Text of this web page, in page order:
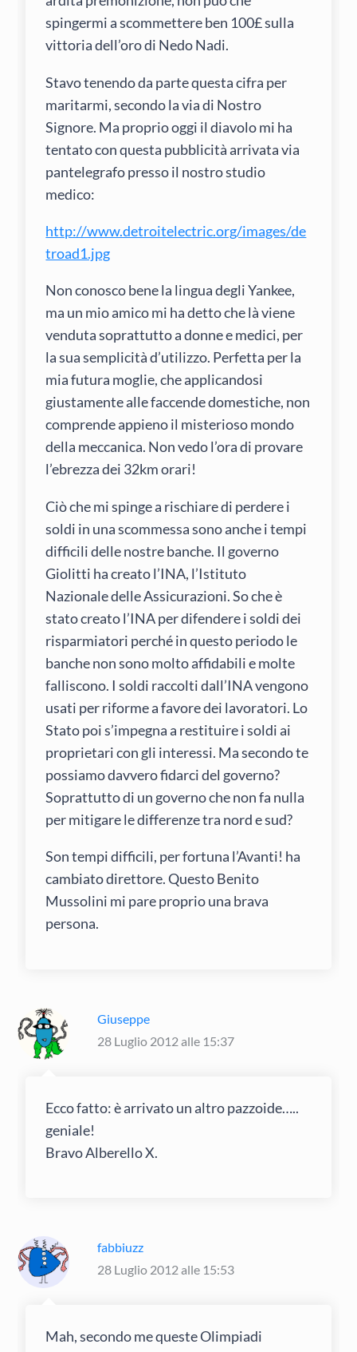
spingermi a scommettere ben 100£ sulla
vittoria dell’oro di Nedo Nadi.
Stavo tenendo da parte questa cifra per
maritarmi, secondo la via di Nostro
Signore. Ma proprio oggi il diavolo mi ha
tentato con questa pubblicità arrivata via
pantelegrafo presso il nostro studio
medico:
http://www.detroitelectric.org/images/de
troad1.jpg
Non conosco bene la lingua degli Yankee,
ma un mio amico mi ha detto che là viene
venduta soprattutto a donne e medici, per
la sua semplicità d’utilizzo. Perfetta per la
mia futura moglie, che applicandosi
giustamente alle faccende domestiche, non
comprende appieno il misterioso mondo
della meccanica. Non vedo l’ora di provare
l’ebrezza dei 32km orari!
Ciò che mi spinge a rischiare di perdere i
soldi in una scommessa sono anche i tempi
difficili delle nostre banche. Il governo
Giolitti ha creato l’INA, l’Istituto
Nazionale delle Assicurazioni. So che è
stato creato l’INA per difendere i soldi dei
risparmiatori perché in questo periodo le
banche non sono molto affidabili e molte
falliscono. I soldi raccolti dall’INA vengono
usati per riforme a favore dei lavoratori. Lo
Stato poi s’impegna a restituire i soldi ai
proprietari con gli interessi. Ma secondo te
possiamo davvero fidarci del governo?
Soprattutto di un governo che non fa nulla
per mitigare le differenze tra nord e sud?
Son tempi difficili, per fortuna l’Avanti! ha
cambiato direttore. Questo Benito
Mussolini mi pare proprio una brava
persona.
Giuseppe
28 Luglio 2012 alle 15:37
Ecco fatto: è arrivato un altro pazzoide…..
geniale!
Bravo Alberello X.
fabbiuzz
28 Luglio 2012 alle 15:53
Mah, secondo me queste Olimpiadi